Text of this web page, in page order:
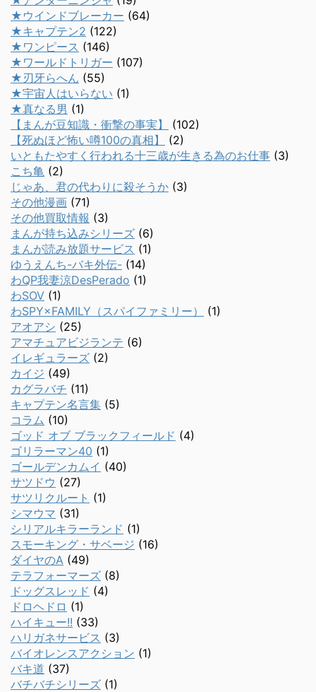
★ウインドブレーカー (64)
★キャプテン2 (122)
★ワンピース (146)
★ワールドトリガー (107)
★刃牙らへん (55)
★宇宙人はいらない (1)
★真なる男 (1)
【まんが豆知識・衝撃の事実】
(102)
【死ぬほど怖い噂100の真相】
(2)
いともたやすく行われる十三歳が生きる為のお仕事 (3)
こち亀 (2)
じゃあ、君の代わりに殺そうか (3)
その他漫画 (71)
その他買取情報 (3)
まんが持ち込みシリーズ (6)
まんが読み放題サービス (1)
ゆうえんち-バキ外伝- (14)
わQP我妻涼DesPerado (1)
わSOV (1)
わSPY×FAMILY（スパイファミリー）
(1)
アオアシ (25)
アマチュアビジランテ (6)
イレギュラーズ (2)
カイジ (49)
カグラバチ (11)
キャプテン名言集 (5)
コラム (10)
ゴッド オブ ブラックフィールド (4)
ゴリラーマン40 (1)
ゴールデンカムイ (40)
サツドウ (27)
サツリクルート (1)
シマウマ (31)
シリアルキラーランド (1)
スモーキング・サベージ (16)
ダイヤのA (49)
テラフォーマーズ (8)
ドッグスレッド (4)
ドロヘドロ (1)
ハイキュー!! (33)
ハリガネサービス (3)
バイオレンスアクション (1)
バキ道 (37)
バチバチシリーズ (1)